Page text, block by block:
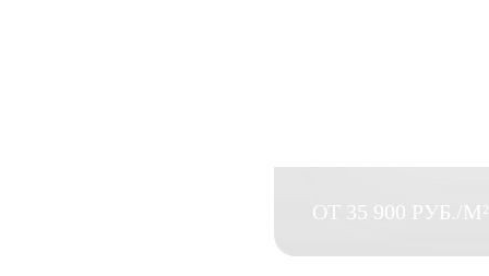
ОТ 35 900 РУБ./М²